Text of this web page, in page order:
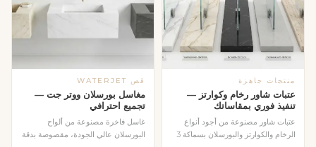
منتجات جاهزة
عتبات شاور رخام وكوارتز —
تنفيذ فوري بمقاساتك
عتبات شاور مصنوعة من أجود أنواع
الرخام والكوارتز والبورسلان بسماكة 3
قص WATERJET
مغاسل بورسلان ووتر جت —
تجميع احترافي
غاسل فاخرة مصنوعة من ألواح
البورسلان عالي الجودة، مقصوصة بدقة